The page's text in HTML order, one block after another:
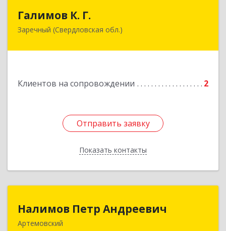
Галимов К. Г.
Заречный (Свердловская обл.)
Клиентов на сопровождении 2
Отправить заявку
Показать контакты
Свердловская обл, г. Заречный, ул. Кузнецова,
Отправить заявку
Назад
Налимов Петр Андреевич
Артемовский623780, Свердловская обл, Артемовский г,